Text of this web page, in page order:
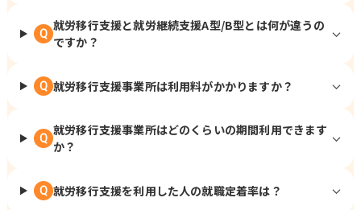
Q
就労移行支援と就労継続支援A型/B型とは何が違うの
ですか？
Q 就労移行支援事業所は利用料がかかりますか？
Q
就労移行支援事業所はどのくらいの期間利用できます
か？
Q 就労移行支援を利用した人の就職定着率は？